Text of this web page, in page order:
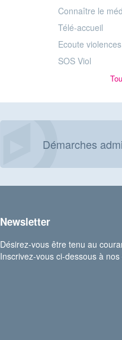
Connaître le
Télé-accueil
Ecoute
SOS Viol
Démarches
Newsletter
Désirez-vous être tenu au
Inscrivez-vous ci-dessous à